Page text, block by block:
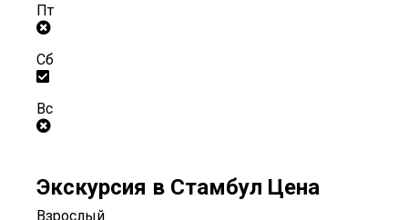
Пт
Сб
Вс
Экскурсия в Стамбул Цена
Взрослый